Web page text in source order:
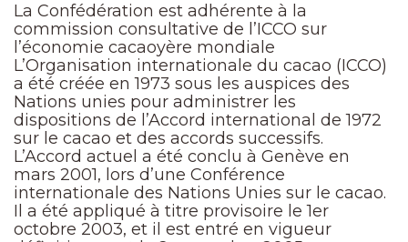
La Confédération est adhérente à la
commission consultative de l’ICCO sur
l’économie cacaoyère mondiale
L’Organisation internationale du cacao (ICCO)
a été créée en 1973 sous les auspices des
Nations unies pour administrer les
dispositions de l’Accord international de 1972
sur le cacao et des accords successifs.
L’Accord actuel a été conclu à Genève en
mars 2001, lors d’une Conférence
internationale des Nations Unies sur le cacao.
Il a été appliqué à titre provisoire le 1er
octobre 2003, et il est entré en vigueur